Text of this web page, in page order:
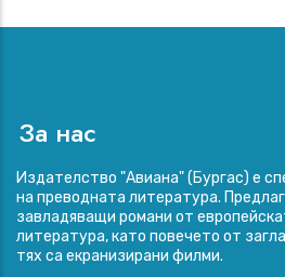
За нас
Издателство "Авиана" (Бургас) е
на преводната литература.
завладяващи романи от
литература, като повечето от
тях са екранизирани филми.